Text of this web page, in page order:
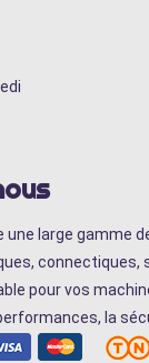
une large gamme
connectiques,
pour vos
la